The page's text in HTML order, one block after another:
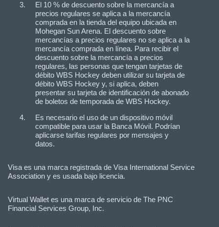
El 10 % de descuento sobre la mercancía a
precios regulares se aplica a la mercancía
comprada en la tienda del equipo ubicada en
Mohegan Sun Arena. El descuento sobre
mercancías a precios regulares no se aplica a la
mercancía comprada en línea. Para recibir el
descuento sobre la mercancía a precios
regulares, las personas que tengan tarjetas de
débito WBS Hockey deben utilizar su tarjeta de
débito WBS Hockey y, si aplica, deben
presentar su tarjeta de identificación de abonado
de boletos de temporada de WBS Hockey.
Es necesario el uso de un dispositivo móvil
compatible para usar la Banca Móvil. Podrían
aplicarse tarifas regulares por mensajes y
datos.
Visa es una marca registrada de Visa International Service
Association y es usada bajo licencia.
Virtual Wallet es una marca de servicio de The PNC
Financial Services Group, Inc.